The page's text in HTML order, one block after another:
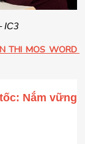
IC3
THI MOS WORD
Nắm vững